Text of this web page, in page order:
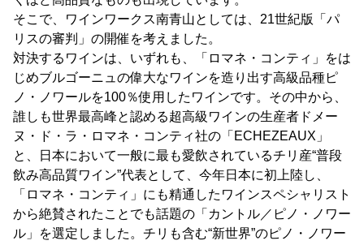
そこで、ワインワークス南青山としては、21世紀版「パ
リスの審判」の開催を考えました。
対決するワインは、いずれも、「ロマネ・コンティ」をは
じめブルゴーニュの偉大なワインを造り出す高級品種ピ
ノ・ノワールを100％使用したワインです。その中から、
誰しも世界最高峰と認める超高級ワインの生産者ドメー
ヌ・ド・ラ・ロマネ・コンティ社の「ECHEZEAUX」
と、日本において一般に最も愛飲されているチリ産“普段
飲み高品質ワイン”代表として、今年日本に初上陸し、
「ロマネ・コンティ」にも精通したワインスペシャリスト
から絶賛されたことでも話題の「カントル／ピノ・ノワー
ル」を選定しました。チリも含む“新世界”のピノ・ノワー